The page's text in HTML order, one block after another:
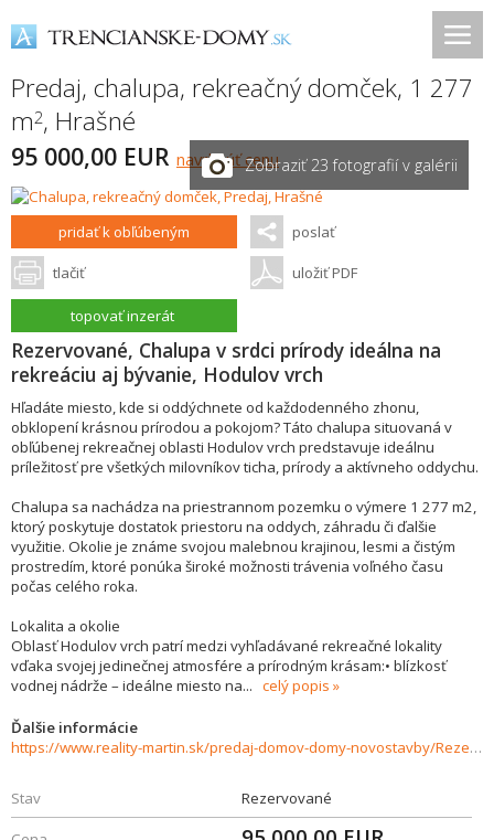
Predaj, chalupa, rekreačný domček, 1 277
m2, Hrašné
95 000,00 EUR navrhnúť cenuZobraziť 23 fotografií v galérii
pridať k obľúbeným poslať
tlačiť uložiť PDF
topovať inzerát
Rezervované, Chalupa v srdci prírody ideálna na
rekreáciu aj bývanie, Hodulov vrch
Hľadáte miesto, kde si oddýchnete od každodenného zhonu,
obklopení krásnou prírodou a pokojom? Táto chalupa situovaná v
obľúbenej rekreačnej oblasti Hodulov vrch predstavuje ideálnu
príležitosť pre všetkých milovníkov ticha, prírody a aktívneho oddychu.
Chalupa sa nachádza na priestrannom pozemku o výmere 1 277 m2,
ktorý poskytuje dostatok priestoru na oddych, záhradu či ďalšie
využitie. Okolie je známe svojou malebnou krajinou, lesmi a čistým
prostredím, ktoré ponúka široké možnosti trávenia voľného času
počas celého roka.
Lokalita a okolie
Oblasť Hodulov vrch patrí medzi vyhľadávané rekreačné lokality
vďaka svojej jedinečnej atmosfére a prírodným krásam:• blízkosť
vodnej nádrže – ideálne miesto na... celý popis
Ďalšie informácie
https://www.reality-martin.sk/predaj-domov-domy-novostavby/Rezervovane-Chalupa-v-srdci-prirody-idealna-na-rekreaciu-aj-byvanie-Hodulov-vrch-37281/?utm_source=areality&utm_medium=xml&utm_term=37281&utm_content=dom&utm_campaign=portaly
Stav Rezervované